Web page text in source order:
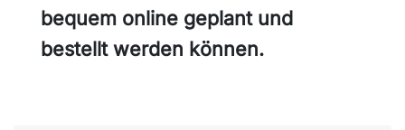
bequem online geplant und
bestellt werden können.